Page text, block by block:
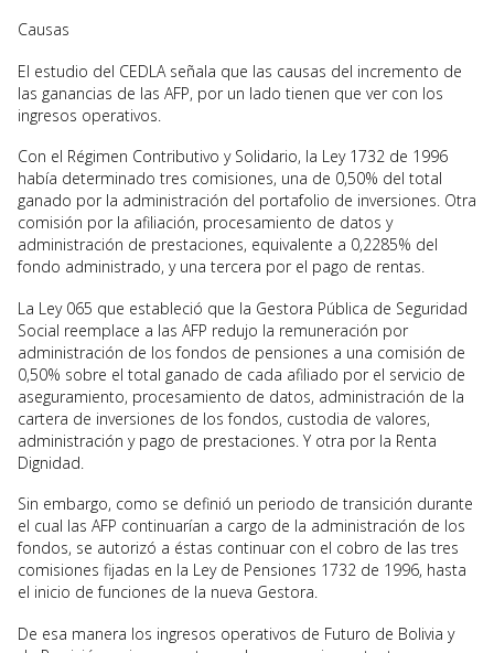
Causas
El estudio del CEDLA señala que las causas del incremento de
las ganancias de las AFP, por un lado tienen que ver con los
ingresos operativos.
Con el Régimen Contributivo y Solidario, la Ley 1732 de 1996
había determinado tres comisiones, una de 0,50% del total
ganado por la administración del portafolio de inversiones. Otra
comisión por la afiliación, procesamiento de datos y
administración de prestaciones, equivalente a 0,2285% del
fondo administrado, y una tercera por el pago de rentas.
La Ley 065 que estableció que la Gestora Pública de Seguridad
Social reemplace a las AFP redujo la remuneración por
administración de los fondos de pensiones a una comisión de
0,50% sobre el total ganado de cada afiliado por el servicio de
aseguramiento, procesamiento de datos, administración de la
cartera de inversiones de los fondos, custodia de valores,
administración y pago de prestaciones. Y otra por la Renta
Dignidad.
Sin embargo, como se definió un periodo de transición durante
el cual las AFP continuarían a cargo de la administración de los
fondos, se autorizó a éstas continuar con el cobro de las tres
comisiones fijadas en la Ley de Pensiones 1732 de 1996, hasta
el inicio de funciones de la nueva Gestora.
De esa manera los ingresos operativos de Futuro de Bolivia y